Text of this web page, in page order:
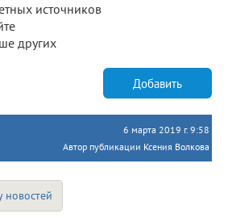
источников
других
Добавить
6 марта 2019 г. 9:58
Автор публикации Ксения Волкова
новостей